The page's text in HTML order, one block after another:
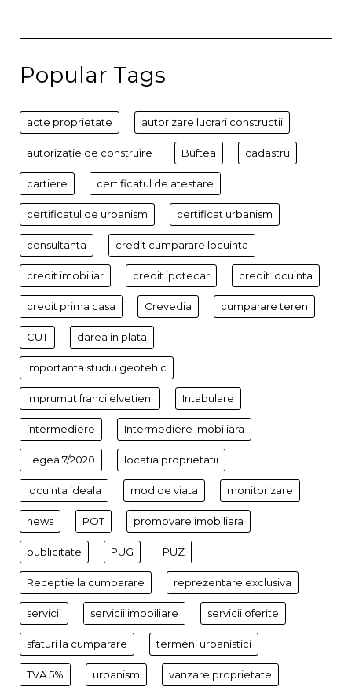
Popular Tags
acte proprietate autorizare lucrari constructii
autorizație de construire Buftea cadastru
cartiere certificatul de atestare
certificatul de urbanism certificat urbanism
consultanta credit cumparare locuinta
credit imobiliar credit ipotecar credit locuinta
credit prima casa Crevedia cumparare teren
CUT darea in plata
importanta studiu geotehic
imprumut franci elvetieni Intabulare
intermediere Intermediere imobiliara
Legea 7/2020 locatia proprietatii
locuinta ideala mod de viata monitorizare
news POT promovare imobiliara
publicitate PUG PUZ
Receptie la cumparare reprezentare exclusiva
servicii servicii imobiliare servicii oferite
sfaturi la cumparare termeni urbanistici
TVA 5% urbanism vanzare proprietate